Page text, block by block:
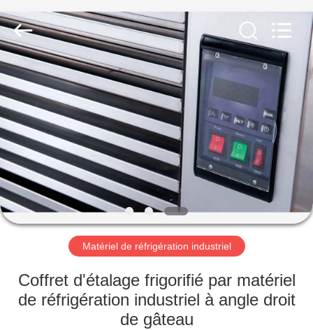
À
LA
MAISON
PRODUITS
VIDÉOS
SPECTACLE
VR
Kitchen
Equipment
Ltd..
All
Rights
Reserved.
Matériel de réfrigération industriel
Coffret d'étalage frigorifié par matériel
de réfrigération industriel à angle droit
de gâteau